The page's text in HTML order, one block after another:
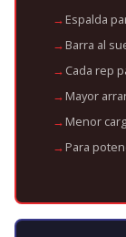
Espalda
Barra al
Cada rep
Mayor
Menor
Para